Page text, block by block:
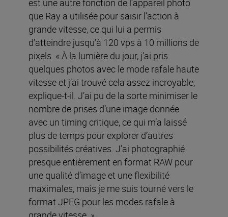
est une autre fonction de l’appareil photo
que Ray a utilisée pour saisir l’action à
grande vitesse, ce qui lui a permis
d’atteindre jusqu’à 120 vps à 10 millions de
pixels. « À la lumière du jour, j’ai pris
quelques photos avec le mode rafale haute
vitesse et j’ai trouvé cela assez incroyable,
explique-t-il. J’ai pu de la sorte minimiser le
nombre de prises d’une image donnée
avec un timing critique, ce qui m’a laissé
plus de temps pour explorer d’autres
possibilités créatives. J’ai photographié
presque entièrement en format RAW pour
une qualité d’image et une flexibilité
maximales, mais je me suis tourné vers le
format JPEG pour les modes rafale à